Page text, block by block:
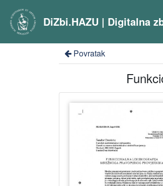
DiZbi.HAZU | Digitalna
Povratak